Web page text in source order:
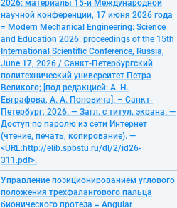
2026: материалы 15-й Международной
научной конференции, 17 июня 2026 года
= Modern Mechanical Engineering: Science
and Education 2026: proceedings of the 15th
International Scientific Conference, Russia,
June 17, 2026 / Санкт-Петербургский
политехнический университет Петра
Великого; [под редакцией: А. Н.
Евграфова, А. А. Поповича]. – Санкт-
Петербург, 2026. — Загл. с титул. экрана. —
Доступ по паролю из сети Интернет
(чтение, печать, копирование). —
<URL:http://elib.spbstu.ru/dl/2/id26-
311.pdf>.
Управление позиционированием углового
положения трехфалангового пальца
бионического протеза = Angular